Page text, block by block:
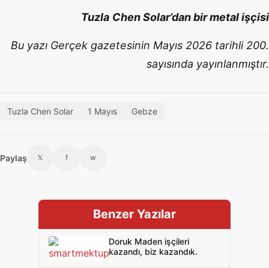
Tuzla Chen Solar’dan bir metal işçisi
Bu yazı Gerçek gazetesinin Mayıs 2026 tarihli 200.
sayısında yayınlanmıştır.
Tuzla Chen Solar 1 Mayıs Gebze
Paylaş 𝕏 f w
Benzer Yazılar
Doruk Maden işçileri
kazandı, biz kazandık.